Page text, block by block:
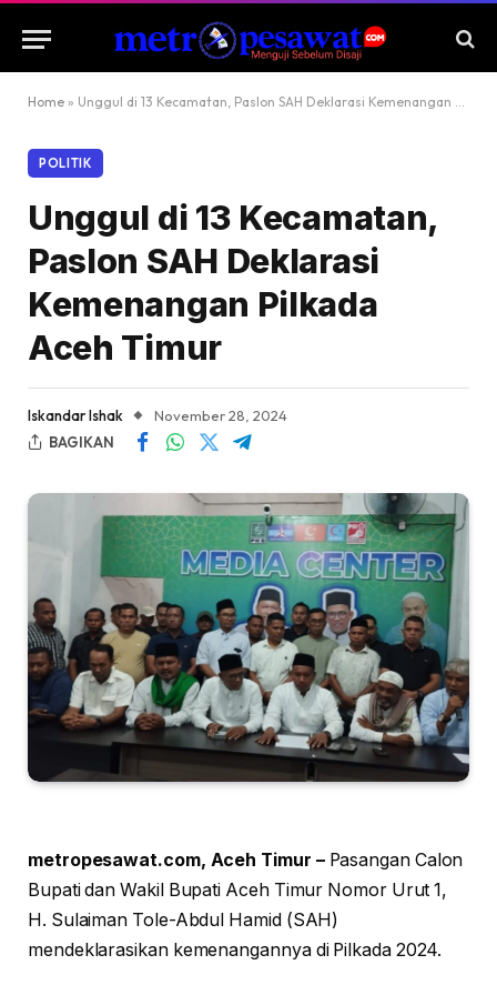
Home » Unggul di 13 Kecamatan, Paslon SAH Deklarasi Kemenangan Pilkada Aceh Timur
POLITIK
Unggul di 13 Kecamatan,
Paslon SAH Deklarasi
Kemenangan Pilkada
Aceh Timur
Iskandar Ishak
November 28, 2024
BAGIKAN
metropesawat.com, Aceh Timur –Pasangan Calon
Bupati dan Wakil Bupati Aceh Timur Nomor Urut 1,
H. Sulaiman Tole-Abdul Hamid (SAH)
mendeklarasikan kemenangannya di Pilkada 2024.